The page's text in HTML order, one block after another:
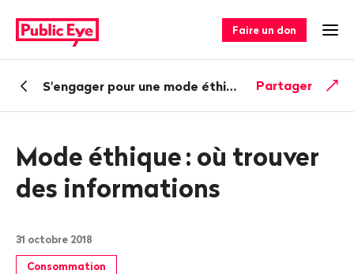
sur
publiceye.ch
rapide
Faire un don
RetourS'engager pour une mode éthique Partager
Mode éthique: où trouver
des informations
31 octobre 2018
Consommation